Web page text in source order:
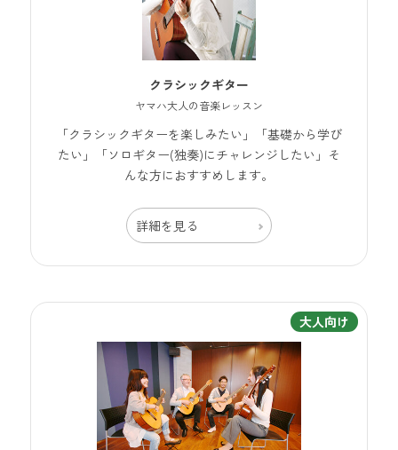
クラシックギター
ヤマハ大人の音楽レッスン
「クラシックギターを楽しみたい」「基礎から学び
たい」「ソロギター(独奏)にチャレンジしたい」そ
んな方におすすめします。
詳細を見る
大人向け